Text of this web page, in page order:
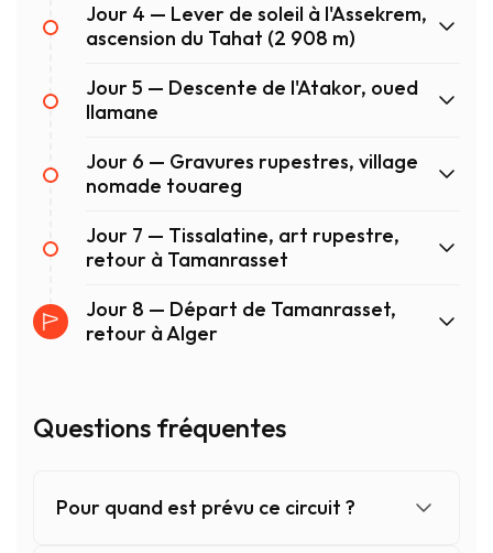
Jour 4 — Lever de soleil à l'Assekrem,
ascension du Tahat (2 908 m)
Jour 5 — Descente de l'Atakor, oued
Ilamane
Jour 6 — Gravures rupestres, village
nomade touareg
Jour 7 — Tissalatine, art rupestre,
retour à Tamanrasset
Jour 8 — Départ de Tamanrasset,
retour à Alger
Questions fréquentes
Pour quand est prévu ce circuit ?